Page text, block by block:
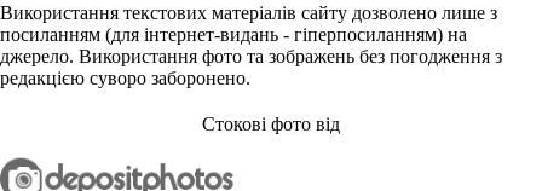
Використання текстових матеріалів сайту дозволено лише з
посиланням (для інтернет-видань - гіперпосиланням) на
джерело. Використання фото та зображень без погодження з
редакцією суворо заборонено.
Стокові фото від